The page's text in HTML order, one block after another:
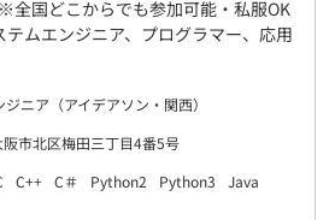
全国どこからでも参加可能・私服OK
ムエンジニア、プログラマー、応用
ニア（アイデアソン・関西）
市北区梅田三丁目4番5号
C++ C＃ Python2 Python3
Java